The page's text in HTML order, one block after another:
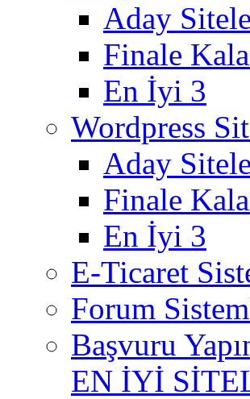
Aday
Finale
En İyi 3
Wordpress
Aday
Finale
En İyi 3
E-Ticaret
Forum
Başvuru
EN İYİ